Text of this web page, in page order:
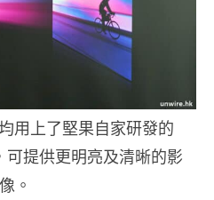
用上了堅果自家研發的
可提供更明亮及清晰的影
像。